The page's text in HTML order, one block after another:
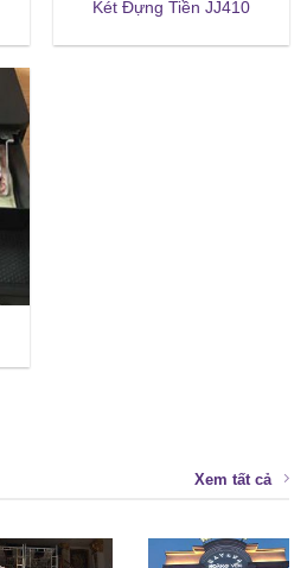
Két Đựng Tiền JJ410
Xem tất cả